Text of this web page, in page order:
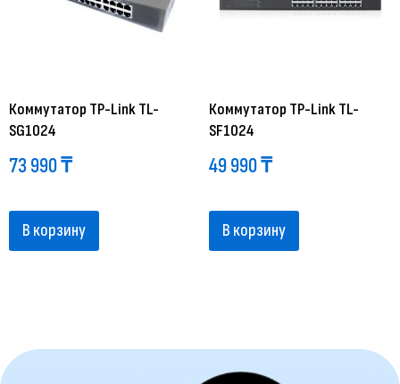
Коммутатор TP-Link TL-
SG1024
73 990₸
В корзину
Коммутатор TP-Link TL-
SF1024
49 990₸
В корзину